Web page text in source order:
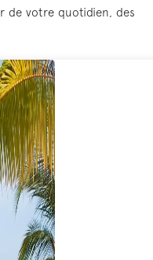
de votre quotidien, des